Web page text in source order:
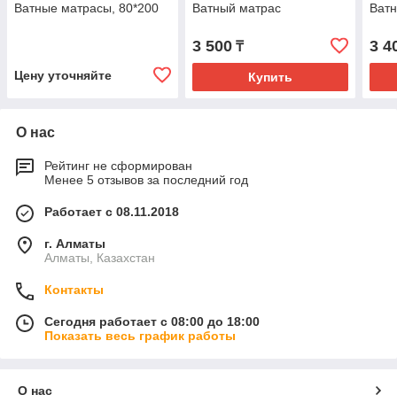
Ватные матрасы, 80*200
Цену уточняйте
Ватный матрас
3 500₸
Купить
3
О нас
Рейтинг не сформирован
Менее 5 отзывов за последний год
Работает с 08.11.2018
г. Алматы
Алматы, Казахстан
Контакты
Сегодня работает с 08:00 до 18:00
Показать весь график работы
О нас